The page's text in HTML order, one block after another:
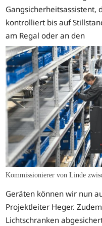
Gangsicherheitsassistent,
kontrolliert bis auf
am Regal oder an den
Kommissionierer von Linde
Geräten können wir nun
Projektleiter Heger.
Lichtschranken